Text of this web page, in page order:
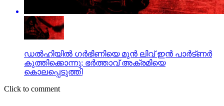
ഡല്‍ഹിയില്‍ ഗര്‍ഭിണിയെ മുന്‍ ലിവ് ഇന്‍ പാര്‍ട്ണര്‍
കുത്തിക്കൊന്നു; ഭര്‍ത്താവ് അക്രമിയെ
കൊലപ്പെടുത്തി
Click to comment